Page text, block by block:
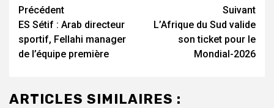
Navigation
d’article
Précédent
ES Sétif : Arab directeur
sportif, Fellahi manager
de l’équipe première
Suivant
L’Afrique du Sud valide
son ticket pour le
Mondial-2026
ARTICLES SIMILAIRES :